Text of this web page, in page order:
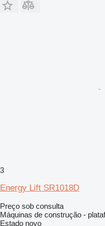
3
Energy Lift SR1018D
Preço sob consulta
Máquinas de construção -
Estado novo